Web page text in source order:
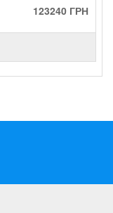
123240 ГРН